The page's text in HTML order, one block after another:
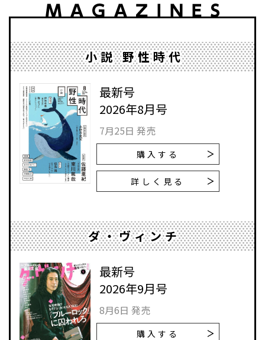
小説 野性時代
最新号
2026年8月号
7月25日 発売
購入する
詳しく見る
ダ・ヴィンチ
最新号
2026年9月号
8月6日 発売
購入する